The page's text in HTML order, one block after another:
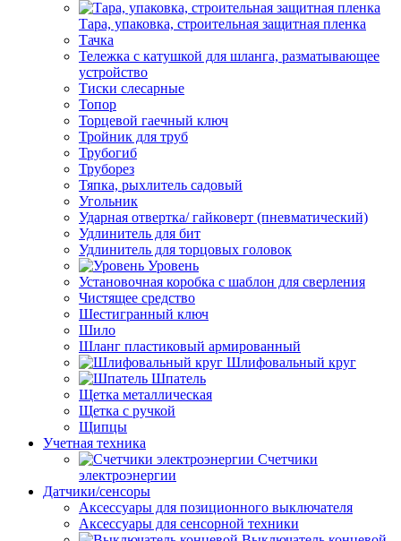
Тара, упаковка, строительная защитная пленка
Тачка
Тележка с катушкой для шланга, разматывающее
устройство
Тиски слесарные
Топор
Торцевой гаечный ключ
Тройник для труб
Трубогиб
Труборез
Тяпка, рыхлитель садовый
Угольник
Ударная отвертка/ гайковерт (пневматический)
Удлинитель для бит
Удлинитель для торцовых головок
Уровень
Установочная коробка с шаблон для сверления
Чистящее средство
Шестигранный ключ
Шило
Шланг пластиковый армированный
Шлифовальный круг
Шпатель
Щетка металлическая
Щетка с ручкой
Щипцы
Учетная техника
Счетчики
электроэнергии
Датчики/сенсоры
Аксессуары для позиционного выключателя
Аксессуары для сенсорной техники